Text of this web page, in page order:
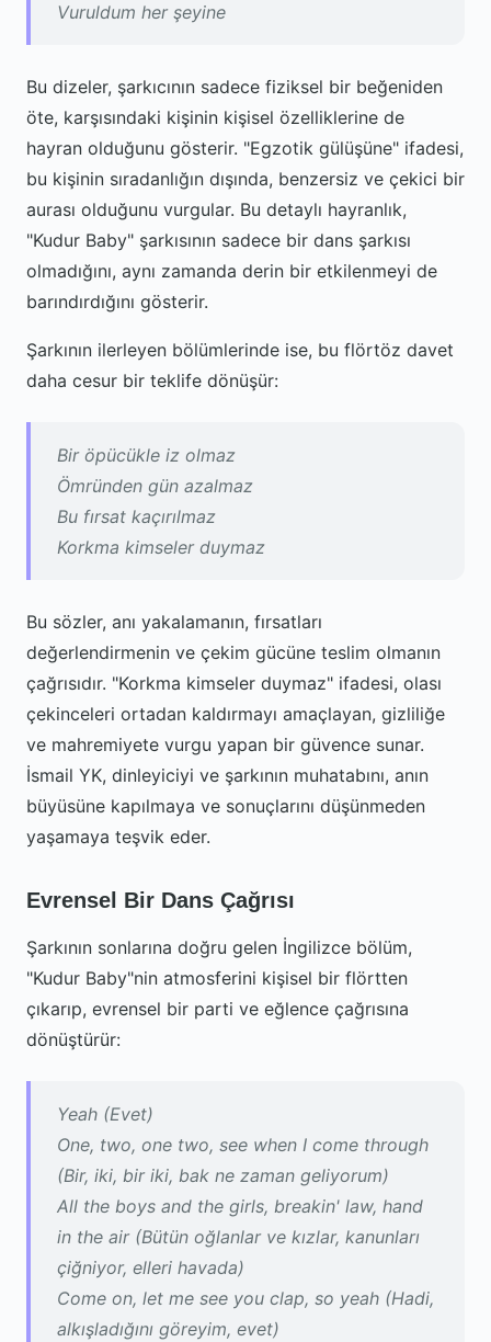
Vuruldum her şeyine
Bu dizeler, şarkıcının sadece fiziksel bir beğeniden
öte, karşısındaki kişinin kişisel özelliklerine de
hayran olduğunu gösterir. "Egzotik gülüşüne" ifadesi,
bu kişinin sıradanlığın dışında, benzersiz ve çekici bir
aurası olduğunu vurgular. Bu detaylı hayranlık,
"Kudur Baby" şarkısının sadece bir dans şarkısı
olmadığını, aynı zamanda derin bir etkilenmeyi de
barındırdığını gösterir.
Şarkının ilerleyen bölümlerinde ise, bu flörtöz davet
daha cesur bir teklife dönüşür:
Bir öpücükle iz olmaz
Ömründen gün azalmaz
Bu fırsat kaçırılmaz
Korkma kimseler duymaz
Bu sözler, anı yakalamanın, fırsatları
değerlendirmenin ve çekim gücüne teslim olmanın
çağrısıdır. "Korkma kimseler duymaz" ifadesi, olası
çekinceleri ortadan kaldırmayı amaçlayan, gizliliğe
ve mahremiyete vurgu yapan bir güvence sunar.
İsmail YK, dinleyiciyi ve şarkının muhatabını, anın
büyüsüne kapılmaya ve sonuçlarını düşünmeden
yaşamaya teşvik eder.
Evrensel Bir Dans Çağrısı
Şarkının sonlarına doğru gelen İngilizce bölüm,
"Kudur Baby"nin atmosferini kişisel bir flörtten
çıkarıp, evrensel bir parti ve eğlence çağrısına
dönüştürür:
Yeah (Evet)
One, two, one two, see when I come through
(Bir, iki, bir iki, bak ne zaman geliyorum)
All the boys and the girls, breakin' law, hand
in the air (Bütün oğlanlar ve kızlar, kanunları
çiğniyor, elleri havada)
Come on, let me see you clap, so yeah (Hadi,
alkışladığını göreyim, evet)